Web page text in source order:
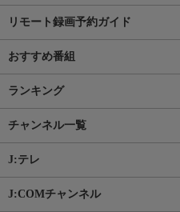
リモート録画予約ガイド
おすすめ番組
ランキング
チャンネル一覧
J:テレ
J:COMチャンネル